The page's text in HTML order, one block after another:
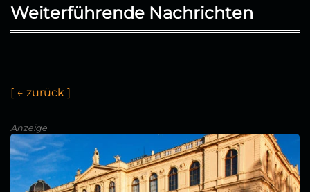
Weiterführende Nachrichten
[ ← zurück ]
Anzeige